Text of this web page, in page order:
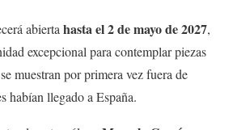
abierta hasta el 2 de mayo de 2027,
excepcional para contemplar piezas
muestran por primera vez fuera de
habían llegado a España.